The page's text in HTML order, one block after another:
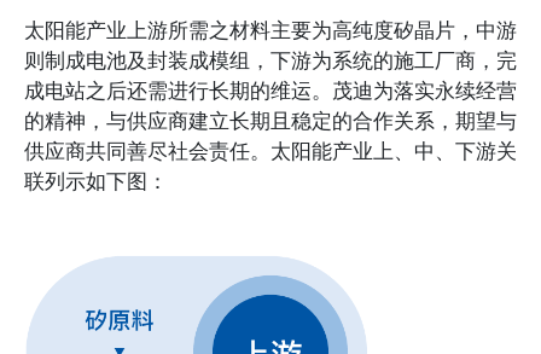
太阳能产业上游所需之材料主要为高纯度矽晶片，中游
则制成电池及封装成模组，下游为系统的施工厂商，完
成电站之后还需进行长期的维运。茂迪为落实永续经营
的精神，与供应商建立长期且稳定的合作关系，期望与
供应商共同善尽社会责任。太阳能产业上、中、下游关
联列示如下图：